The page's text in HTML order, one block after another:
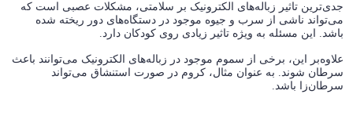
جدی‌ترین تاثیر زباله‌های الکترونیک بر سلامتی، مشکلات عصبی است که
می‌تواند ناشی از سرب و جیوه موجود در دستگاه‌های دور ریخته شده
باشد. این مسئله به ویژه تاثیر زیادی روی کودکان دارد.
علاوه‌بر این، برخی از سموم موجود در زباله‌های الکترونیک می‌توانند باعث
سرطان شوند. به عنوان مثال، کروم در صورت استنشاق می‌تواند
سرطان‌زا باشد.